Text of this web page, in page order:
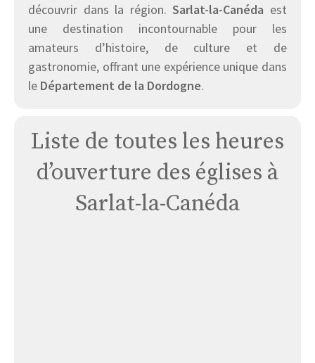
découvrir dans la région.Sarlat-la-Canéda est
une destination incontournable pour les
amateurs d’histoire, de culture et de
gastronomie, offrant une expérience unique dans
le Département de la Dordogne.
Liste de toutes les heures
d’ouverture des églises à
Sarlat-la-Canéda